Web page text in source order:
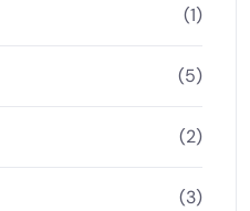
(1)
(5)
(2)
(3)